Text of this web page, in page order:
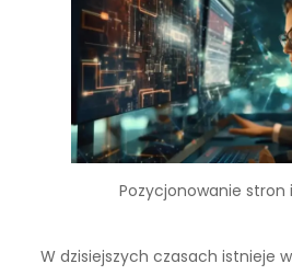
Pozycjonowanie
W dzisiejszych czasach istnieje